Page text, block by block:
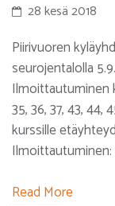
28 kesä 2018
Piirivuoren
seurojentalolla
Ilmoittautuminen
35, 36, 37, 43, 44,
kurssille
Ilmoittautuminen:
Read More